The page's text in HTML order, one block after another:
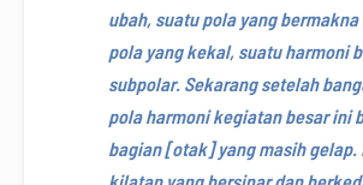
ubah, suatu pola yang
pola yang kekal, suatu harmoni
subpolar. Sekarang setelah
pola harmoni kegiatan besar ini
bagian [otak] yang masih